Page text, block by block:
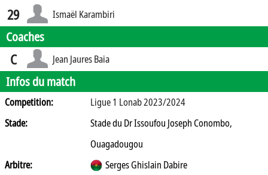
29 Ismaël Karambiri
Coaches
C Jean Jaures Baia
Infos du match
Competition:
Ligue 1 Lonab 2023/2024
Stade:
Stade du Dr Issoufou Joseph Conombo,
Ouagadougou
Arbitre:
Serges Ghislain Dabire